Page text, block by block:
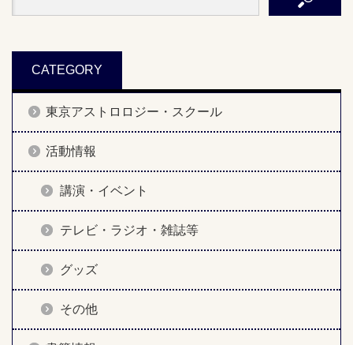
CATEGORY
東京アストロロジー・スクール
活動情報
講演・イベント
テレビ・ラジオ・雑誌等
グッズ
その他